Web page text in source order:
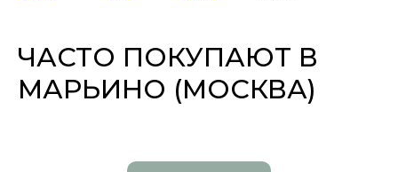
ЧАСТО ПОКУПАЮТ В
МАРЬИНО (МОСКВА)